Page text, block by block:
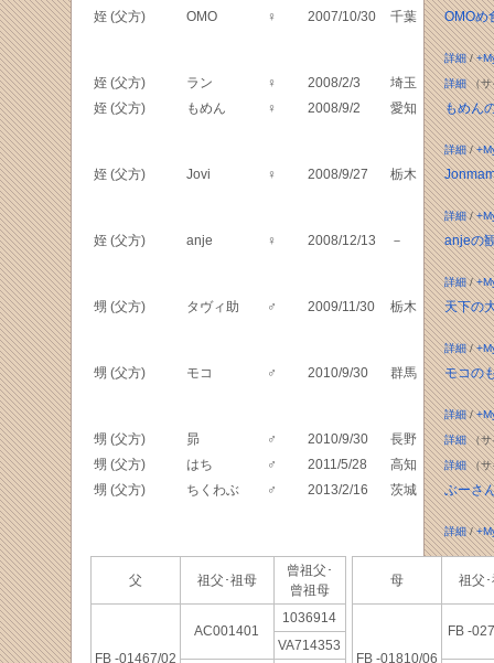
姪 (父方) OMO ♀ 2007/10/30 千葉 OMOめ
詳細/
姪 (父方) ラン ♀ 2008/2/3 埼玉 詳細（サ
姪 (父方) もめん ♀ 2008/9/2 愛知 もめん
詳細/
姪 (父方) Jovi ♀ 2008/9/27 栃木
詳細/
姪 (父方) anje ♀ 2008/12/13 － anjeの
詳細/
甥 (父方) タヴィ助 ♂ 2009/11/30 栃木 天下の
詳細/
甥 (父方) モコ ♂ 2010/9/30 群馬 モコの
詳細/
甥 (父方) 昴 ♂ 2010/9/30 長野 詳細（サ
甥 (父方) はち ♂ 2011/5/28 高知 詳細（サ
甥 (父方) ちくわぶ ♂ 2013/2/16 茨城 ぶーさ
詳細/
父 祖父･祖母
曾祖父･
曾祖母
FB -01467/02
AC001401
1036914
VA714353
母 祖父
FB -01810/06
FB -